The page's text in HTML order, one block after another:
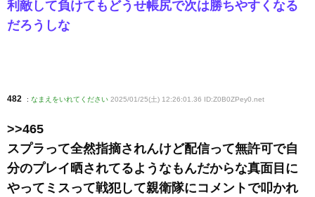
利敵して負けてもどうせ帳尻で次は勝ちやすくなる
だろうしな
482 : なまえをいれてください 2025/01/25(土) 12:26:01.36 ID:Z0B0ZPey0 .net
>>465
スプラって全然指摘されんけど配信って無許可で自
分のプレイ晒されてるようなもんだからな真面目に
やってミスって戦犯して親衛隊にコメントで叩かれ